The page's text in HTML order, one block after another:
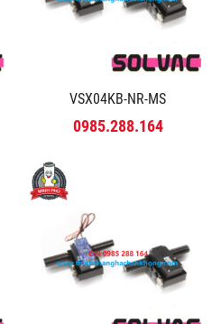
VSX04KB-NR-MS
0985.288.164